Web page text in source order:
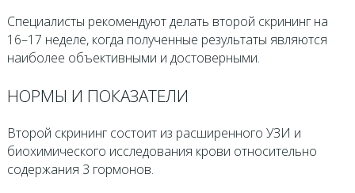
Специалисты рекомендуют делать второй скрининг на
16–17 неделе, когда полученные результаты являются
наиболее объективными и достоверными.
НОРМЫ И ПОКАЗАТЕЛИ
Второй скрининг состоит из расширенного УЗИ и
биохимического исследования крови относительно
содержания 3 гормонов.